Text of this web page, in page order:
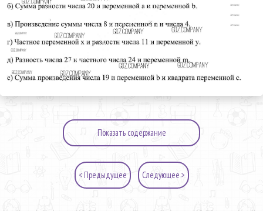
Показать содержание
< Предыдущее Следующее >